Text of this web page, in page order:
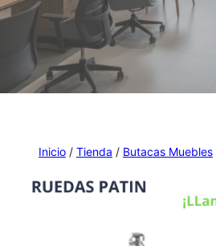
Inicio / Tienda / Butacas Muebles